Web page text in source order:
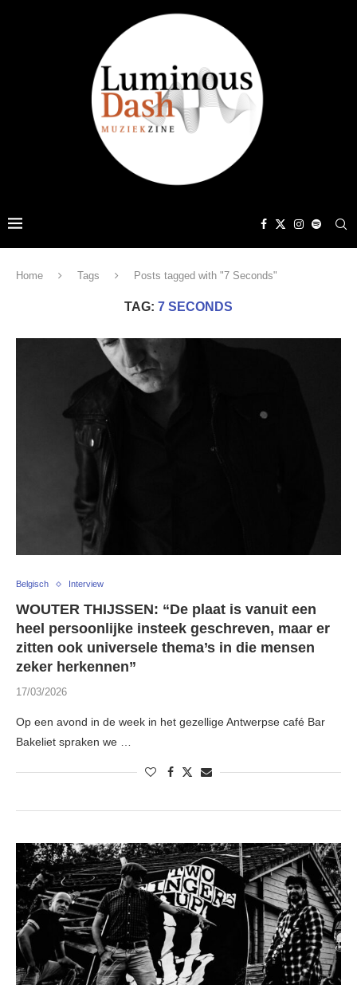
Home Tags Posts tagged with "7 Seconds"
TAG: 7 SECONDS
Belgisch Interview
WOUTER THIJSSEN: “De plaat is vanuit een
heel persoonlijke insteek geschreven, maar er
zitten ook universele thema’s in die mensen
zeker herkennen”
17/03/2026
Op een avond in de week in het gezellige Antwerpse café Bar
Bakeliet spraken we …